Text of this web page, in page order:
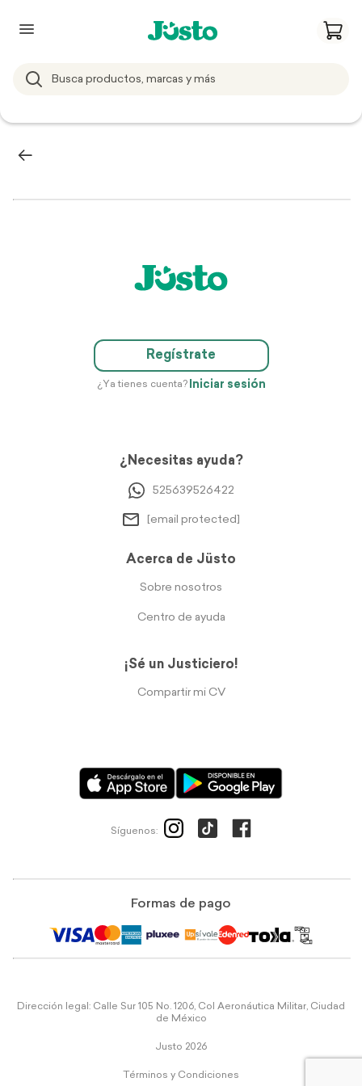
Regístrate
¿Ya tienes cuenta? Iniciar sesión
¿Necesitas ayuda?
525639526422
[email protected]
Acerca de Jüsto
Sobre nosotros
Centro de ayuda
¡Sé un Justiciero!
Compartir mi CV
Síguenos:
Formas de pago
Dirección legal: Calle Sur 105 No. 1206, Col Aeronáutica Militar, Ciudad
de México
Justo 2026
Términos y Condiciones